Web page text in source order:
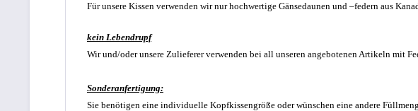
Für unsere Kissen verwenden wir nur hochwertige Gänsedaunen und –federn aus
kein Lebendrupf
Wir und/oder unsere Zulieferer verwenden bei all unseren angebotenen Artikeln mit
Sonderanfertigung:
Sie benötigen eine individuelle Kopfkissengröße oder wünschen eine andere